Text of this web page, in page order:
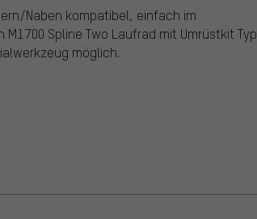
Naben kompatibel, einfach im
Spline Two Laufrad mit Umrüstkit Typ
möglich.